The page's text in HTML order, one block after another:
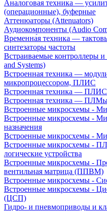
Аналоговая техника —
(операционные), буферные
Аттенюаторы (Attenuators)
Аудиокомпоненты (Audio
Временна́я техника —
синтезаторы частоты
Встраиваемые контроллеры
and Systems)
Встроенная техника —
микропроцессором, ПЛИС
Встроенная техника —
Встроенная техника —
Встроенные микросхемы -
Встроенные микросхемы -
назначения
Встроенные микросхемы -
Встроенные микросхемы -
логические устройства
Встроенные микросхемы -
вентильная матрица (ППВМ)
Встроенные микросхемы -
Встроенные микросхемы -
(ЦСП)
Гидро- и пневмоприводы и